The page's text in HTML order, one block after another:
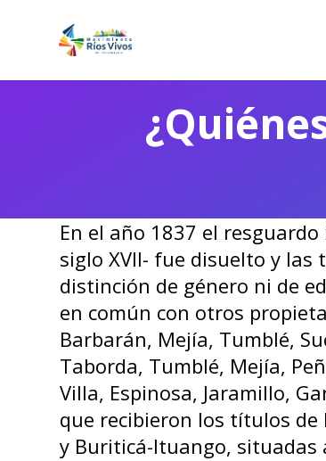
En el año 1837 el
siglo XVII- fue disuelto y
distinción de género ni de
en común con otros
Barbarán, Mejía, Tumblé,
Taborda, Tumblé, Mejía,
Villa, Espinosa, Jaramillo,
que recibieron los títulos
y Buriticá-Ituango, situadas